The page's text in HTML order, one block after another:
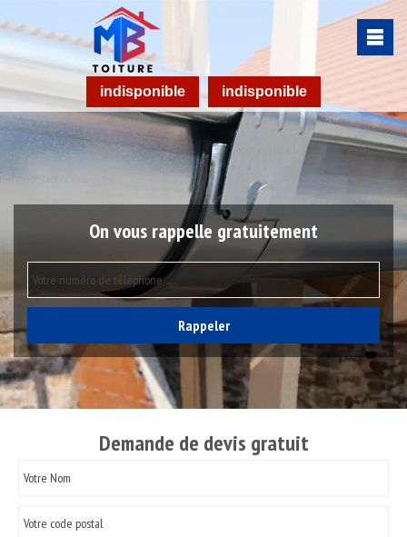
indisponible indisponible
On vous rappelle gratuitement
Demande de devis gratuit